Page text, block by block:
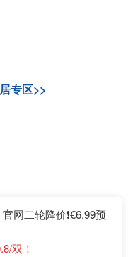
专区>>
网二轮降价❗️€6.99预
双！